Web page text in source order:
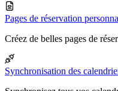
Pages de réservation
Créez de belles pages de
Synchronisation des